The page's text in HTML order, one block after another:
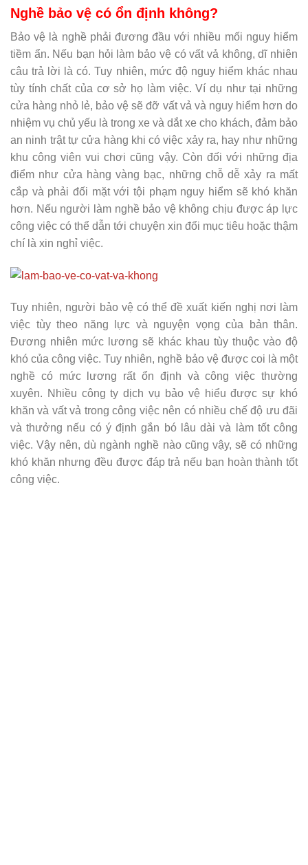
Nghề bảo vệ có ổn định không?
Bảo vệ là nghề phải đương đầu với nhiều mối nguy hiểm
tiềm ẩn. Nếu bạn hỏi làm bảo vệ có vất vả không, dĩ nhiên
câu trả lời là có. Tuy nhiên, mức độ nguy hiểm khác nhau
tùy tính chất của cơ sở họ làm việc. Ví dụ như tại những
cửa hàng nhỏ lẻ, bảo vệ sẽ đỡ vất vả và nguy hiểm hơn do
nhiệm vụ chủ yếu là trong xe và dắt xe cho khách, đảm bảo
an ninh trật tự cửa hàng khi có việc xảy ra, hay như những
khu công viên vui chơi cũng vậy. Còn đối với những địa
điểm như cửa hàng vàng bạc, những chỗ dễ xảy ra mất
cắp và phải đối mặt với tội phạm nguy hiểm sẽ khó khăn
hơn. Nếu người làm nghề bảo vệ không chịu được áp lực
công việc có thể dẫn tới chuyện xin đổi mục tiêu hoặc thậm
chí là xin nghỉ việc.
Tuy nhiên, người bảo vệ có thể đề xuất kiến nghị nơi làm
việc tùy theo năng lực và nguyện vọng của bản thân.
Đương nhiên mức lương sẽ khác khau tùy thuộc vào độ
khó của công việc. Tuy nhiên, nghề bảo vệ được coi là một
nghề có mức lương rất ổn định và công việc thường
xuyên. Nhiều công ty dịch vụ bảo vệ hiểu được sự khó
khăn và vất vả trong công việc nên có nhiều chế độ ưu đãi
và thưởng nếu có ý định gắn bó lâu dài và làm tốt công
việc. Vậy nên, dù ngành nghề nào cũng vậy, sẽ có những
khó khăn nhưng đều được đáp trả nếu bạn hoàn thành tốt
công việc.